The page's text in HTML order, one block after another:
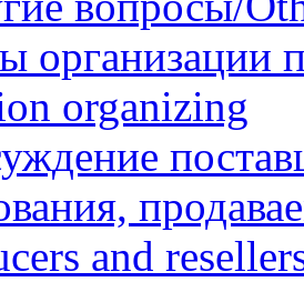
организации
organizing
and